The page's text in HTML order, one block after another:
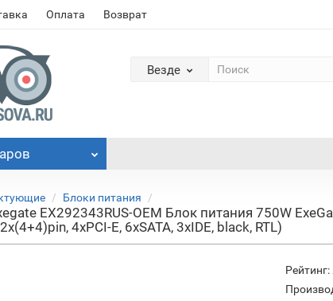
Оплата Возврат
Везде
Блоки питания
EX292343RUS-OEM Блок питания 750W
4xPCI-E, 6xSATA, 3xIDE, black, RTL)
Рейтинг: